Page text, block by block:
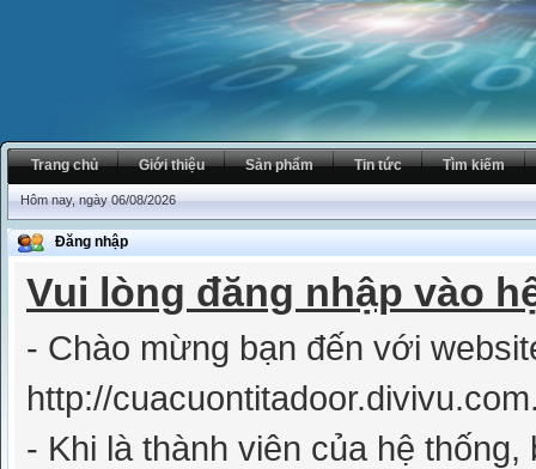
Trang chủ Giới thiệu Sản phẩm Tin tức Tìm kiếm
Hôm nay, ngày 06/08/2026
Đăng nhập
Vui lòng đăng nhập vào
- Chào mừng bạn đến với
http://
- Khi là thành viên của hệ